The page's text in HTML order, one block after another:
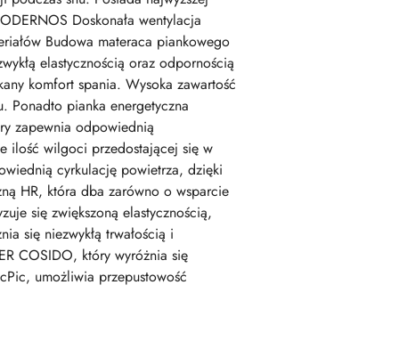
Doskonała wentylacja
Budowa materaca piankowego
elastycznością oraz odpornością
komfort spania. Wysoka zawartość
Ponadto pianka energetyczna
zapewnia odpowiednią
ilość wilgoci przedostającej się w
cyrkulację powietrza, dzięki
HR, która dba zarówno o wsparcie
się zwiększoną elastycznością,
się niezwykłą trwałością i
COSIDO, który wyróżnia się
umożliwia przepustowość